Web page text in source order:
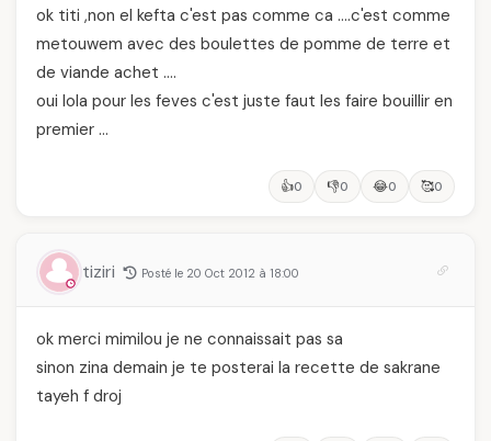
ok titi ,non el kefta c'est pas comme ca ….c'est comme
metouwem avec des boulettes de pomme de terre et
de viande achet ….
oui lola pour les feves c'est juste faut les faire bouillir en
premier …
👍0 👎0 😂0 🥰0
tiziri Posté le 20 Oct 2012 à 18:00
ok merci mimilou je ne connaissait pas sa
sinon zina demain je te posterai la recette de sakrane
tayeh f droj